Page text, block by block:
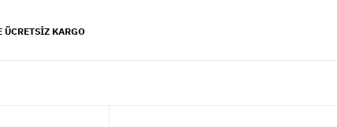
ÜCRETSIZ KARGO